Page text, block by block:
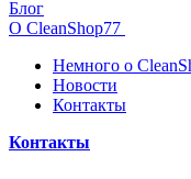
Блог
О CleanShop77
Немного о
Новости
Контакты
Контакты